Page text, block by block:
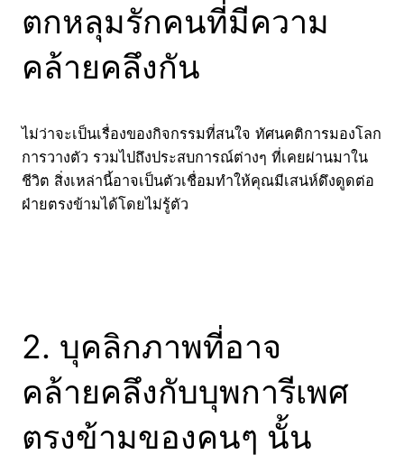
ตกหลุมรักคนที่มีความ
คล้ายคลึงกัน
ไม่ว่าจะเป็นเรื่องของกิจกรรมที่สนใจ ทัศนคติการมองโลก
การวางตัว รวมไปถึงประสบการณ์ต่างๆ ที่เคยผ่านมาใน
ชีวิต สิ่งเหล่านี้อาจเป็นตัวเชื่อมทำให้คุณมีเสน่ห์ดึงดูดต่อ
ฝ่ายตรงข้ามได้โดยไม่รู้ตัว
2. บุคลิกภาพที่อาจ
คล้ายคลึงกับบุพการีเพศ
ตรงข้ามของคนๆ นั้น